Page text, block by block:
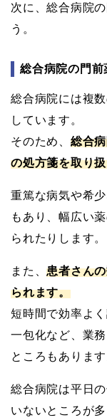
次に、総合病院
う。
総合病院の門前
総合病院には複
しています。
そのため、 総合
の処方箋を取り
重篤な病気や希
もあり、幅広い
られたりします。
また、患者さん
られます。
短時間で効率よ
一包化など、業
ところもあります
総合病院は平日
いないところが